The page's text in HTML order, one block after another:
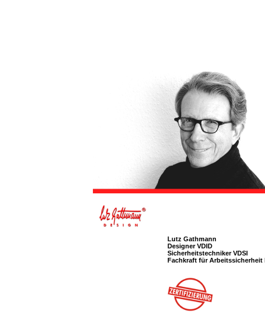
Lutz Gathmann
Designer VDID
Sicherheitstechniker VDSI
Fachkraft für Arbeitssicherheit